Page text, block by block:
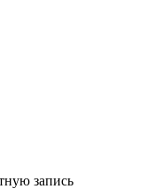
запись